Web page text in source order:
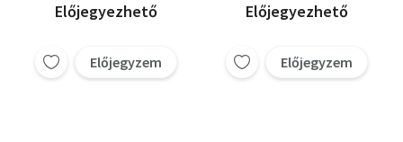
Előjegyezhető
Előjegyzem
Előjegyezhető
Előjegyzem